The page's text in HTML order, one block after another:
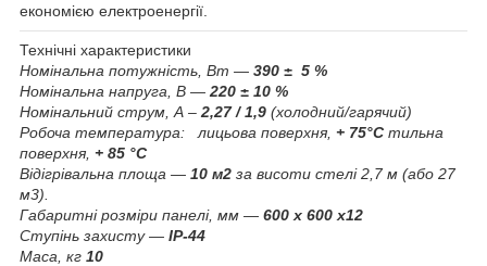
економією електроенергії.
Технічні характеристики
Номінальна потужність, Вт — 390 ± 5 %
Номінальна напруга, В — 220 ± 10 %
Номінальний струм, А – 2,27 / 1,9 (холодний/гарячий)
Робоча температура:
лицьова поверхня, + 75°С тильна
поверхня, + 85 °C
Відігрівальна площа — 10 м2 за висоти стелі 2,7 м (або 27
м3).
Габаритні розміри панелі, мм — 600 х 600 х12
Ступінь захисту — IP-44
Маса, кг 10